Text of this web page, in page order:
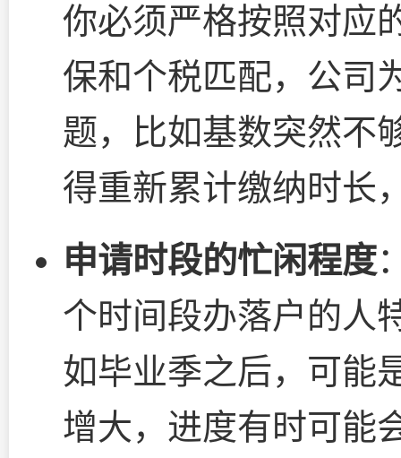
你必须严格按照对应
保和个税匹配，公司
题，比如基数突然不
得重新累计缴纳时长
申请时段的忙闲程度
个时间段办落户的人
如毕业季之后，可能
增大，进度有时可能